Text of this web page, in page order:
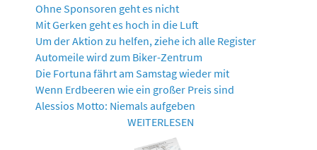
Ohne Sponsoren geht es nicht
Mit Gerken geht es hoch in die Luft
Um der Aktion zu helfen, ziehe ich alle Register
Automeile wird zum Biker-Zentrum
Die Fortuna fährt am Samstag wieder mit
Wenn Erdbeeren wie ein großer Preis sind
Alessios Motto: Niemals aufgeben
WEITERLESEN